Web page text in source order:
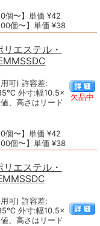
個〜】単価 ¥42
個〜】単価 ¥38
エステル・
可) 許容差:
外寸:幅10.5×
、高さはリード
個〜】単価 ¥42
個〜】単価 ¥38
欠品中
エステル・
可) 許容差:
外寸:幅10.5×
、高さはリード